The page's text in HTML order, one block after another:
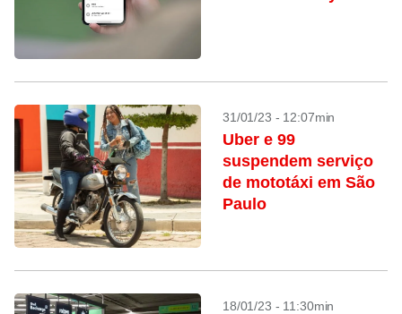
31/01/23 - 12:07min
Uber e 99
suspendem serviço
de mototáxi em São
Paulo
18/01/23 - 11:30min